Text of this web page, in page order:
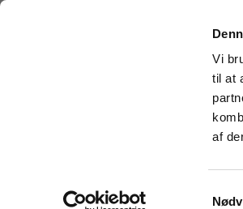
Vi
til at
af
Sidste nyt